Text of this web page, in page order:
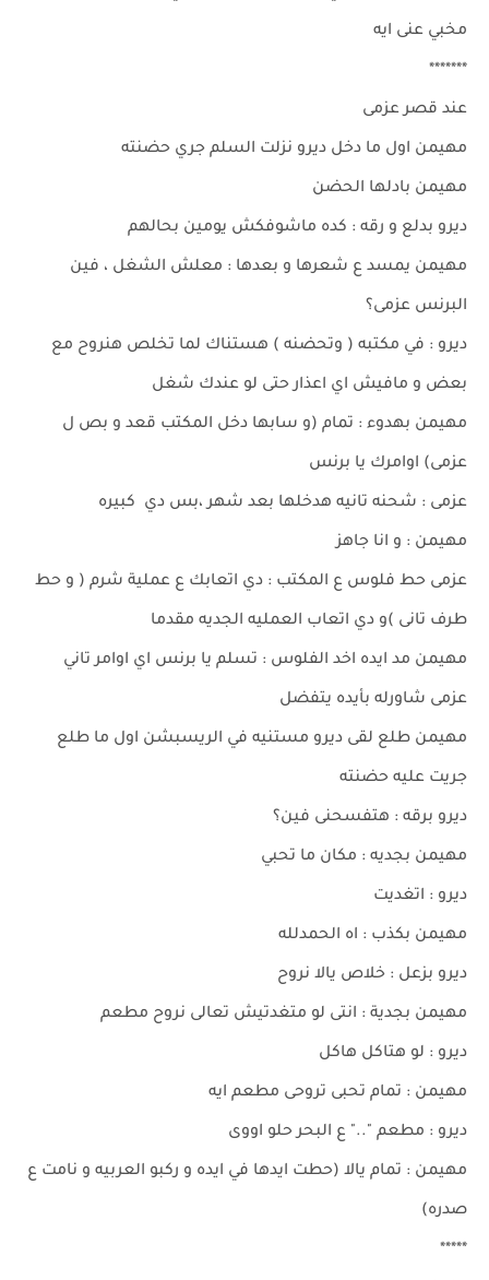
مخبي عنى ايه
*******
عند قصر عزمى
مهيمن اول ما دخل ديرو نزلت السلم جري حضنته
مهيمن بادلها الحضن
ديرو بدلع و رقه : كده ماشوفكش يومين بحالهم
مهيمن يمسد ع شعرها و بعدها : معلش الشغل ، فين
البرنس عزمى؟
ديرو : في مكتبه ( وتحضنه ) هستناك لما تخلص هنروح مع
بعض و مافيش اي اعذار حتى لو عندك شغل
مهيمن بهدوء : تمام (و سابها دخل المكتب قعد و بص ل
عزمى) اوامرك يا برنس
عزمى : شحنه تانيه هدخلها بعد شهر ،بس دي كبيره
مهيمن : و انا جاهز
عزمى حط فلوس ع المكتب : دي اتعابك ع عملية شرم ( و حط
طرف تانى )و دي اتعاب العمليه الجديه مقدما
مهيمن مد ايده اخد الفلوس : تسلم يا برنس اي اوامر تاني
عزمى شاورله بأيده يتفضل
مهيمن طلع لقى ديرو مستنيه في الريسبشن اول ما طلع
جريت عليه حضنته
ديرو برقه : هتفسحنى فين؟
مهيمن بجديه : مكان ما تحبي
ديرو : اتغديت
مهيمن بكذب : اه الحمدلله
ديرو بزعل : خلاص يالا نروح
مهيمن بجدية : انتى لو متغدتيش تعالى نروح مطعم
ديرو : لو هتاكل هاكل
مهيمن : تمام تحبى تروحى مطعم ايه
ديرو : مطعم ".." ع البحر حلو اووى
مهيمن : تمام يالا (حطت ايدها في ايده و ركبو العربيه و نامت ع
صدره)
*****